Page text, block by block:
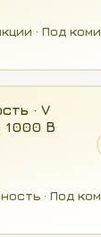
· Под
· V
1000 В
· Под